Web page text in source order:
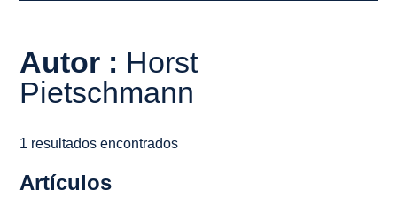
Autor : Horst
Pietschmann
1 resultados encontrados
Artículos